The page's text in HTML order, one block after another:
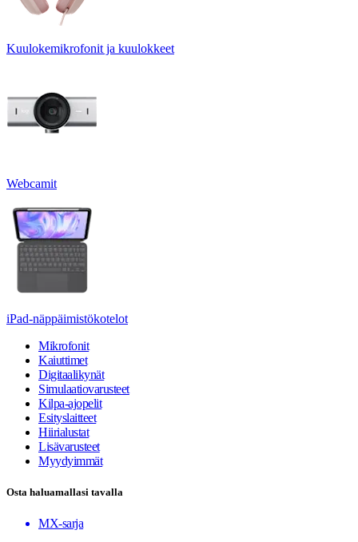
Kuulokemikrofonit ja kuulokkeet
Webcamit
iPad-näppäimistökotelot
Mikrofonit
Kaiuttimet
Digitaalikynät
Simulaatiovarusteet
Kilpa-ajopelit
Esityslaitteet
Hiirialustat
Lisävarusteet
Myydyimmät
Osta haluamallasi tavalla
MX-sarja